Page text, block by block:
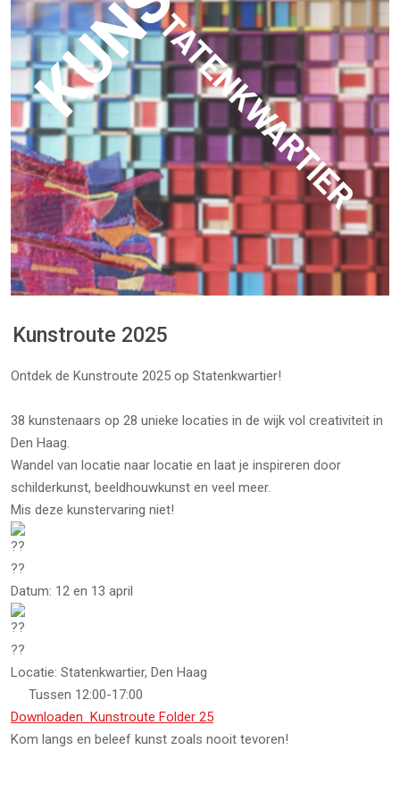
Kunstroute 2025
Ontdek de Kunstroute 2025 op Statenkwartier!
38 kunstenaars op 28 unieke locaties in de wijk vol creativiteit in
Den Haag.
Wandel van locatie naar locatie en laat je inspireren door
schilderkunst, beeldhouwkunst en veel meer.
Mis deze kunstervaring niet!
Datum: 12 en 13 april
Locatie: Statenkwartier, Den Haag
Tussen 12:00-17:00
Downloaden Kunstroute Folder 25
Kom langs en beleef kunst zoals nooit tevoren!